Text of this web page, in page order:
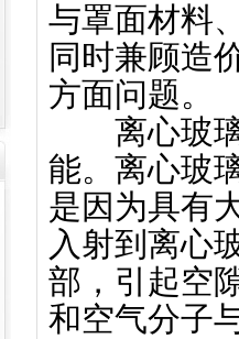
与罩面材料
同时兼顾造
方面问题。
离心玻璃
能。离心玻
是因为具有
入射到离心
部，引起空
和空气分子